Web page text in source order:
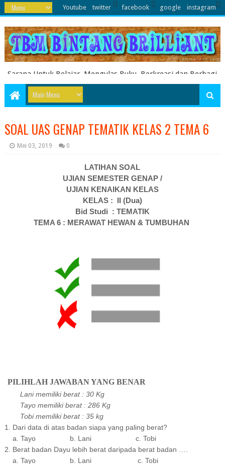
Youtube twitter facebook google instagram
Sarana Untuk Belajar, Mengulas Buku, Berkreasi dan Berbagi
Pengetahuan serta Energi Literasi Berbagai soal ujian sekolah
dasar juga dibahas disini
SOAL UAS GENAP TEMATIK KELAS 2 TEMA 6
Mei 03, 2019 0
LATIHAN SOAL
UJIAN SEMESTER GENAP /
UJIAN KENAIKAN KELAS
KELAS: II(Dua)
Bid Studi : TEMATIK
TEMA 6 : MERAWAT HEWAN & TUMBUHAN
PILIHLAH JAWABAN YANG BENAR
Lani memiliki berat : 30 Kg
Tayo memiliki berat : 286 Kg
Tobi memiliki berat : 35 kg
1. Dari data di atas badan siapa yang paling berat?
a. Tayo b. Lani c. Tobi
2. Berat badan Dayu lebih berat daripada berat badan ….
a. Tayo b. Lani c. Tobi